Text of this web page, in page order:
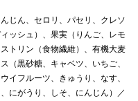
じん、セロリ、パセリ、クレソ
ッシュ）、果実（りんご、レモ
トリン（食物繊維）、有機大麦
（黒砂糖、キャベツ、いちご、
イフルーツ、きゅうり、なす、
にがうり、しそ、にんじん）／